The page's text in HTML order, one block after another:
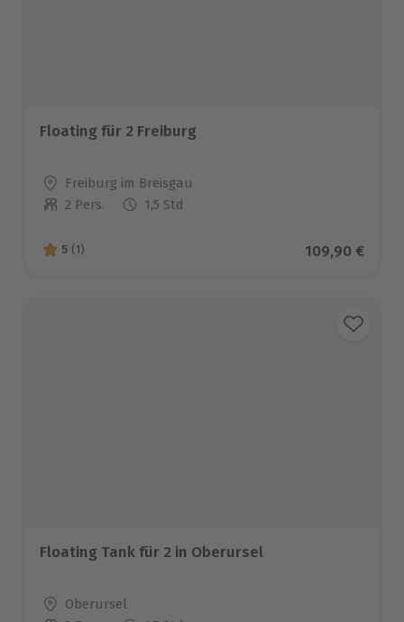
Floating für 2 Freiburg
Standort
Freiburg im Breisgau
Anzahl der Teilnehmer
2 Pers. 1,5 Std
5 von 5 Sternen basierend auf 1 Bewertungen
5 (1) Aktueller
109,90 €
Floating Tank für 2 in Oberursel
Standort
Oberursel